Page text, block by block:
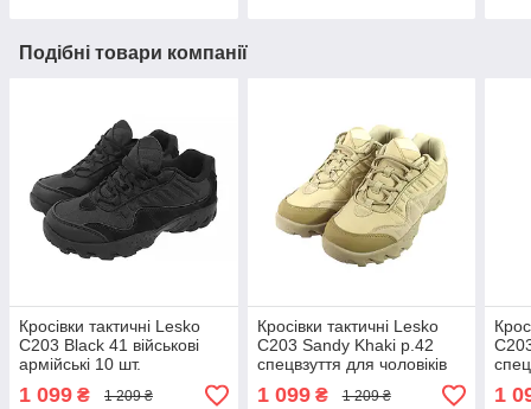
Подібні товари компанії
Кросівки тактичні Lesko
C203 Black 41 військові
армійські 10 шт.
1 099 ₴ 1 209 ₴
Кросівки тактичні Lesko
C203 Sandy Khaki р.42
спецвзуття для чоловіків
13 шт.
1 099₴ 1 209 ₴ 1